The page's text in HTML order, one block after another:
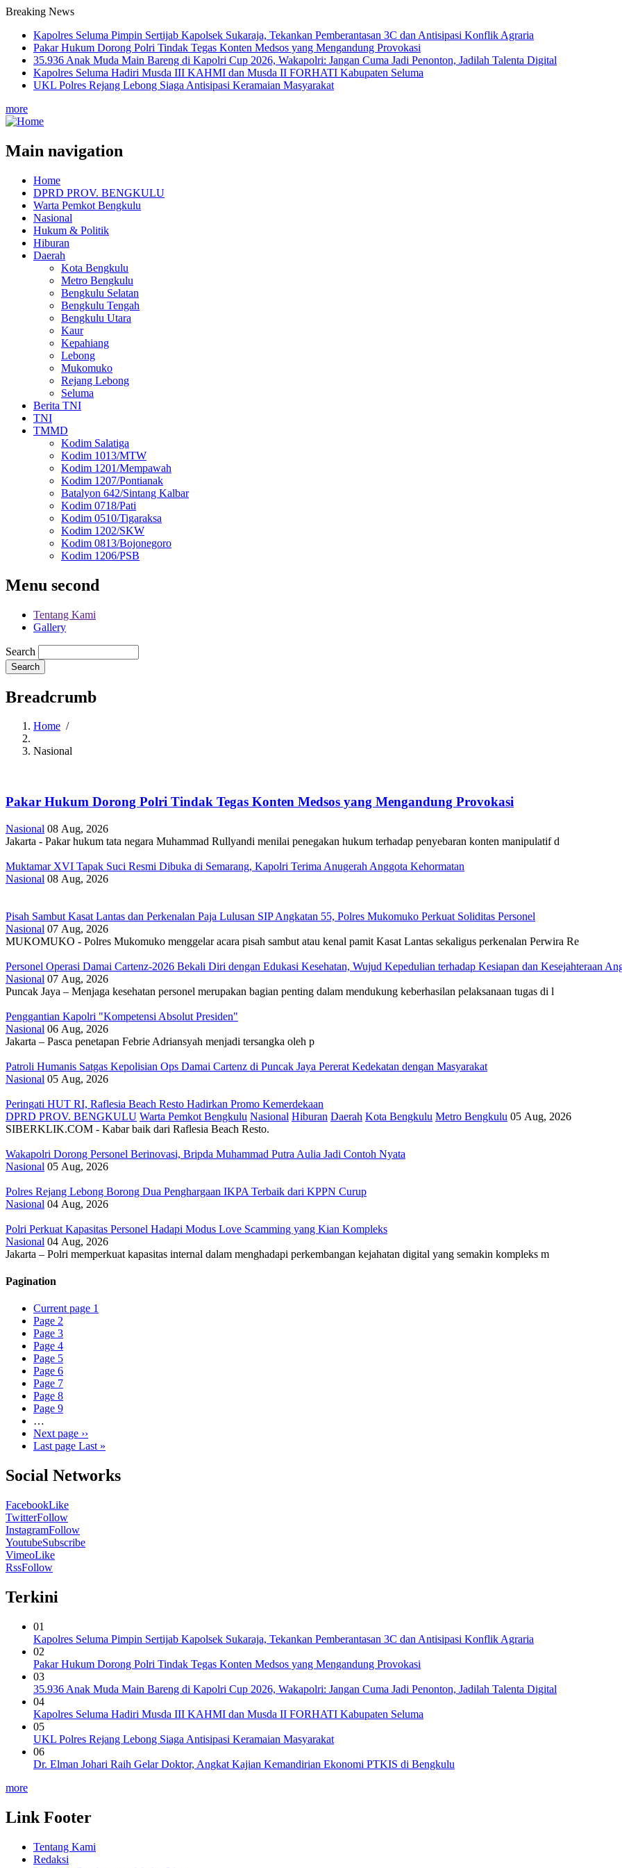
Breaking News
Kapolres Seluma Pimpin Sertijab Kapolsek Sukaraja, Tekankan Pemberantasan 3C dan Antisipasi Konflik Agraria
Pakar Hukum Dorong Polri Tindak Tegas Konten Medsos yang Mengandung Provokasi
35.936 Anak Muda Main Bareng di Kapolri Cup 2026, Wakapolri: Jangan Cuma Jadi Penonton, Jadilah Talenta Digital
Kapolres Seluma Hadiri Musda III KAHMI dan Musda II FORHATI Kabupaten Seluma
UKL Polres Rejang Lebong Siaga Antisipasi Keramaian Masyarakat
more
Main navigation
Home
DPRD PROV. BENGKULU
Warta Pemkot Bengkulu
Nasional
Hukum & Politik
Hiburan
Daerah
Kota Bengkulu
Metro Bengkulu
Bengkulu Selatan
Bengkulu Tengah
Bengkulu Utara
Kaur
Kepahiang
Lebong
Mukomuko
Rejang Lebong
Seluma
Berita TNI
TNI
TMMD
Kodim Salatiga
Kodim 1013/MTW
Kodim 1201/Mempawah
Kodim 1207/Pontianak
Batalyon 642/Sintang Kalbar
Kodim 0718/Pati
Kodim 0510/Tigaraksa
Kodim 1202/SKW
Kodim 0813/Bojonegoro
Kodim 1206/PSB
Menu second
Tentang Kami
Gallery
Search
Breadcrumb
Home /
Nasional
Pakar Hukum Dorong Polri Tindak Tegas Konten Medsos yang Mengandung Provokasi
Nasional 08 Aug, 2026
Jakarta - Pakar hukum tata negara Muhammad Rullyandi menilai penegakan hukum terhadap penyebaran konten manipulatif d
Muktamar XVI Tapak Suci Resmi Dibuka di Semarang, Kapolri Terima Anugerah Anggota Kehormatan
Nasional 08 Aug, 2026
Pisah Sambut Kasat Lantas dan Perkenalan Paja Lulusan SIP Angkatan 55, Polres Mukomuko Perkuat Soliditas Personel
Nasional 07 Aug, 2026
MUKOMUKO - Polres Mukomuko menggelar acara pisah sambut atau kenal pamit Kasat Lantas sekaligus perkenalan Perwira Re
Personel Operasi Damai Cartenz-2026 Bekali Diri dengan Edukasi Kesehatan, Wujud Kepedulian terhadap Kesiapan dan Kesejahteraan
Nasional 07 Aug, 2026
Puncak Jaya – Menjaga kesehatan personel merupakan bagian penting dalam mendukung keberhasilan pelaksanaan tugas di l
Penggantian Kapolri "Kompetensi Absolut Presiden"
Nasional 06 Aug, 2026
Jakarta – Pasca penetapan Febrie Adriansyah menjadi tersangka oleh p
Patroli Humanis Satgas Kepolisian Ops Damai Cartenz di Puncak Jaya Pererat Kedekatan dengan Masyarakat
Nasional 05 Aug, 2026
Peringati HUT RI, ‎Raflesia Beach Resto Hadirkan Promo Kemerdekaan
DPRD PROV. BENGKULU Warta Pemkot Bengkulu Nasional Hiburan Daerah Kota Bengkulu Metro Bengkulu 05 Aug, 2026
SIBERKLIK.COM - Kabar baik dari Raflesia Beach Resto.
Wakapolri Dorong Personel Berinovasi, Bripda Muhammad Putra Aulia Jadi Contoh Nyata
Nasional 05 Aug, 2026
Polres Rejang Lebong Borong Dua Penghargaan IKPA Terbaik dari KPPN Curup
Nasional 04 Aug, 2026
Polri Perkuat Kapasitas Personel Hadapi Modus Love Scamming yang Kian Kompleks
Nasional 04 Aug, 2026
Jakarta – Polri memperkuat kapasitas internal dalam menghadapi perkembangan kejahatan digital yang semakin kompleks m
Pagination
Current page 1
Page 2
Page 3
Page 4
Page 5
Page 6
Page 7
Page 8
Page 9
…
Next page ››
Last page Last »
Social Networks
FacebookLike
TwitterFollow
InstagramFollow
YoutubeSubscribe
VimeoLike
RssFollow
Terkini
01
Kapolres Seluma Pimpin Sertijab Kapolsek Sukaraja, Tekankan Pemberantasan 3C dan Antisipasi Konflik Agraria
02
Pakar Hukum Dorong Polri Tindak Tegas Konten Medsos yang Mengandung Provokasi
03
35.936 Anak Muda Main Bareng di Kapolri Cup 2026, Wakapolri: Jangan Cuma Jadi Penonton, Jadilah Talenta Digital
04
Kapolres Seluma Hadiri Musda III KAHMI dan Musda II FORHATI Kabupaten Seluma
05
UKL Polres Rejang Lebong Siaga Antisipasi Keramaian Masyarakat
06
Dr. Elman Johari Raih Gelar Doktor, Angkat Kajian Kemandirian Ekonomi PTKIS di Bengkulu
more
Link Footer
Tentang Kami
Redaksi